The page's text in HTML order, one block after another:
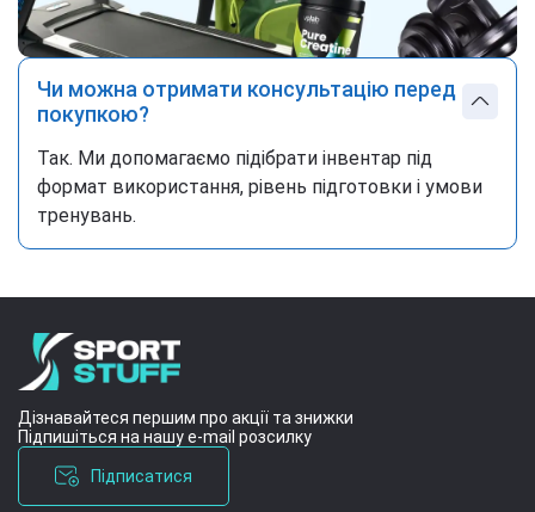
Чи можна отримати консультацію перед
покупкою?
Так. Ми допомагаємо підібрати інвентар під
формат використання, рівень підготовки і умови
тренувань.
Дізнавайтеся першим про акції та знижки
Підпишіться на нашу e-mail розсилку
Підписатися